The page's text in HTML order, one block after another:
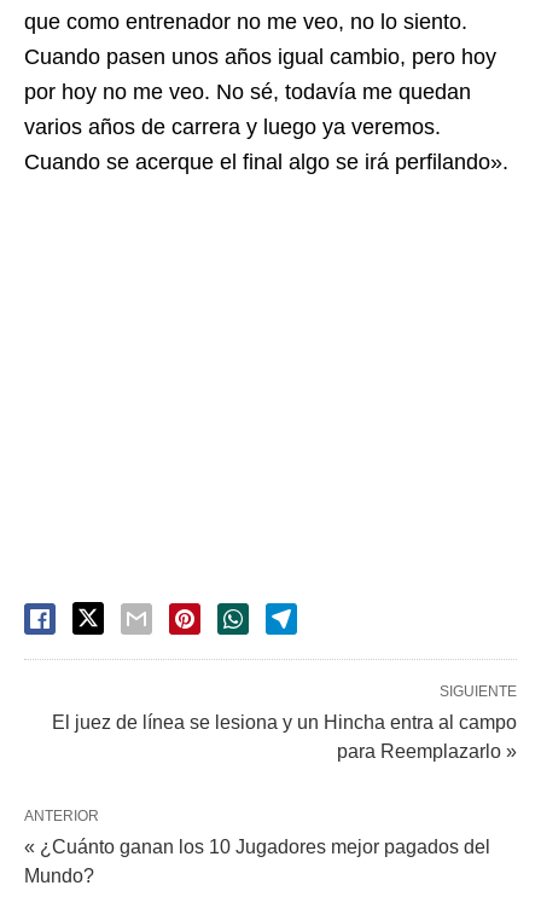
que como entrenador no me veo, no lo siento.
Cuando pasen unos años igual cambio, pero hoy
por hoy no me veo. No sé, todavía me quedan
varios años de carrera y luego ya veremos.
Cuando se acerque el final algo se irá perfilando».
SIGUIENTE
El juez de línea se lesiona y un Hincha entra al campo
para Reemplazarlo »
ANTERIOR
« ¿Cuánto ganan los 10 Jugadores mejor pagados del
Mundo?